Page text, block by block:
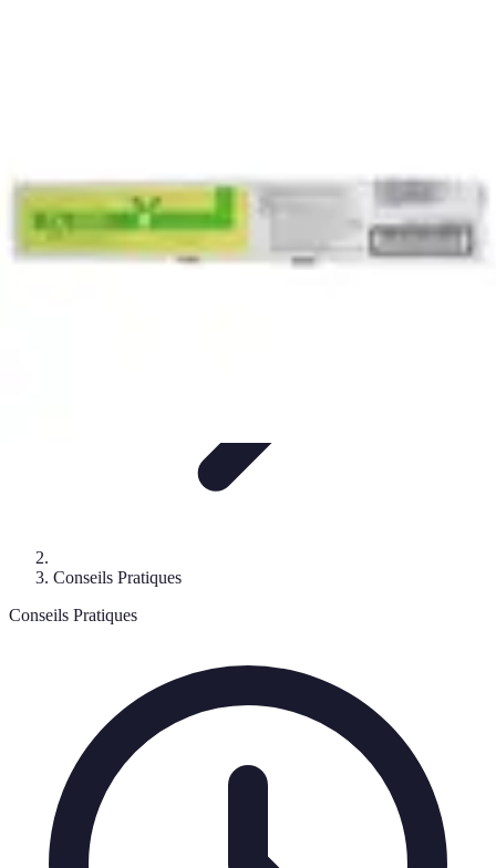
Conseils Pratiques
Conseils Pratiques